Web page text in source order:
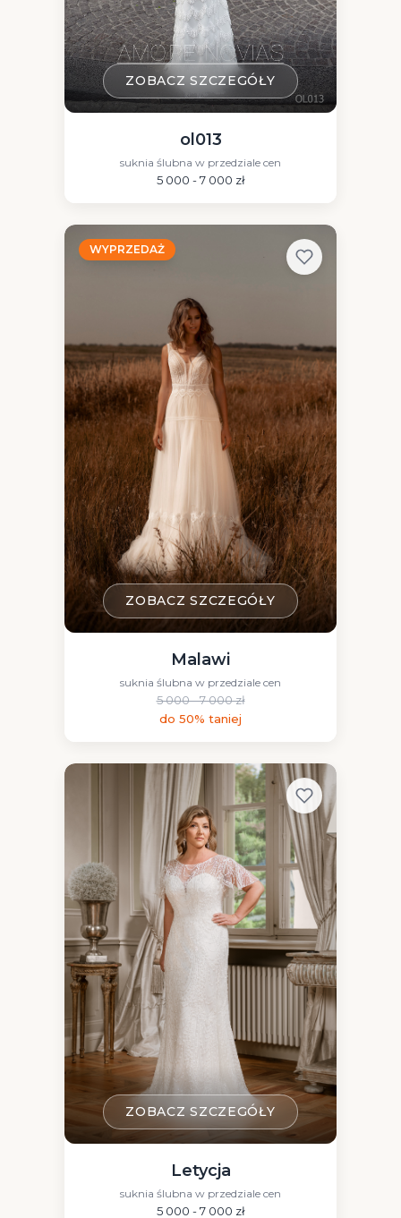
ZOBACZ SZCZEGÓŁY
ol013
suknia ślubna w przedziale cen
5 000 - 7 000 zł
WYPRZEDAŻ
ZOBACZ SZCZEGÓŁY
Malawi
suknia ślubna w przedziale cen
5 000 - 7 000 zł
do 50% taniej
ZOBACZ SZCZEGÓŁY
Letycja
suknia ślubna w przedziale cen
5 000 - 7 000 zł